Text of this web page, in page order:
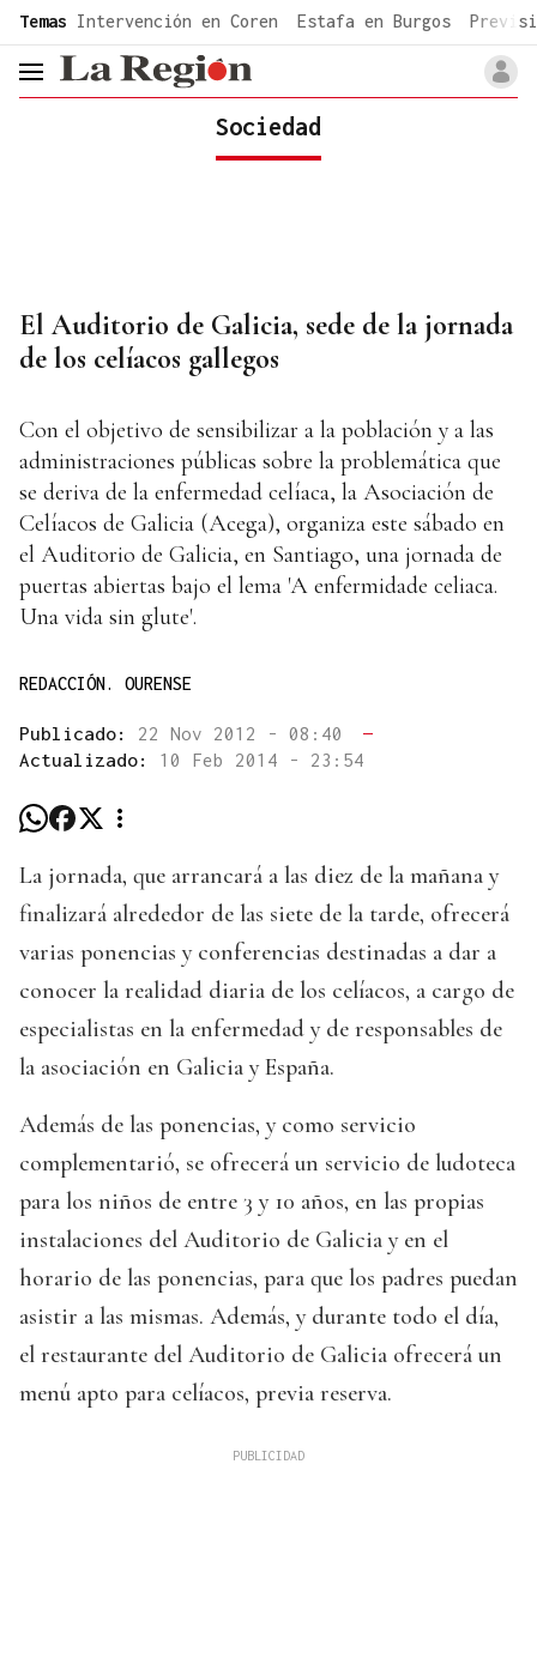
common.go-to-content
Temas Intervención en Coren Estafa en Burgos
header.menu.open
Sociedad
El Auditorio de Galicia, sede de la jornada
de los celíacos gallegos
Con el objetivo de sensibilizar a la población y a las
administraciones públicas sobre la problemática que
se deriva de la enfermedad celíaca, la Asociación de
Celíacos de Galicia (Acega), organiza este sábado en
el Auditorio de Galicia, en Santiago, una jornada de
puertas abiertas bajo el lema 'A enfermidade celiaca.
Una vida sin glute'.
REDACCIÓN. OURENSE
Publicado: 22 Nov 2012 - 08:40
—
Actualizado: 10 Feb 2014 - 23:54
La jornada, que arrancará a las diez de la mañana y
finalizará alrededor de las siete de la tarde, ofrecerá
varias ponencias y conferencias destinadas a dar a
conocer la realidad diaria de los celíacos, a cargo de
especialistas en la enfermedad y de responsables de
la asociación en Galicia y España.
Además de las ponencias, y como servicio
complementarió, se ofrecerá un servicio de ludoteca
para los niños de entre 3 y 10 años, en las propias
instalaciones del Auditorio de Galicia y en el
horario de las ponencias, para que los padres puedan
asistir a las mismas. Además, y durante todo el día,
el restaurante del Auditorio de Galicia ofrecerá un
menú apto para celíacos, previa reserva.